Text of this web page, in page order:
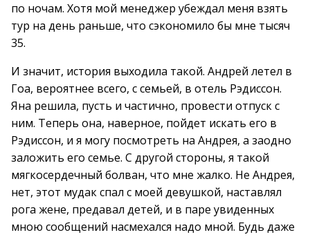
по ночам. Хотя мой менеджер убеждал меня взять
тур на день раньше, что сэкономило бы мне тысяч
35.
И значит, история выходила такой. Андрей летел в
Гоа, вероятнее всего, с семьей, в отель Рэдиссон.
Яна решила, пусть и частично, провести отпуск с
ним. Теперь она, наверное, пойдет искать его в
Рэдиссон, и я могу посмотреть на Андрея, а заодно
заложить его семье. С другой стороны, я такой
мягкосердечный болван, что мне жалко. Не Андрея,
нет, этот мудак спал с моей девушкой, наставлял
рога жене, предавал детей, и в паре увиденных
мною сообщений насмехался надо мной. Будь даже